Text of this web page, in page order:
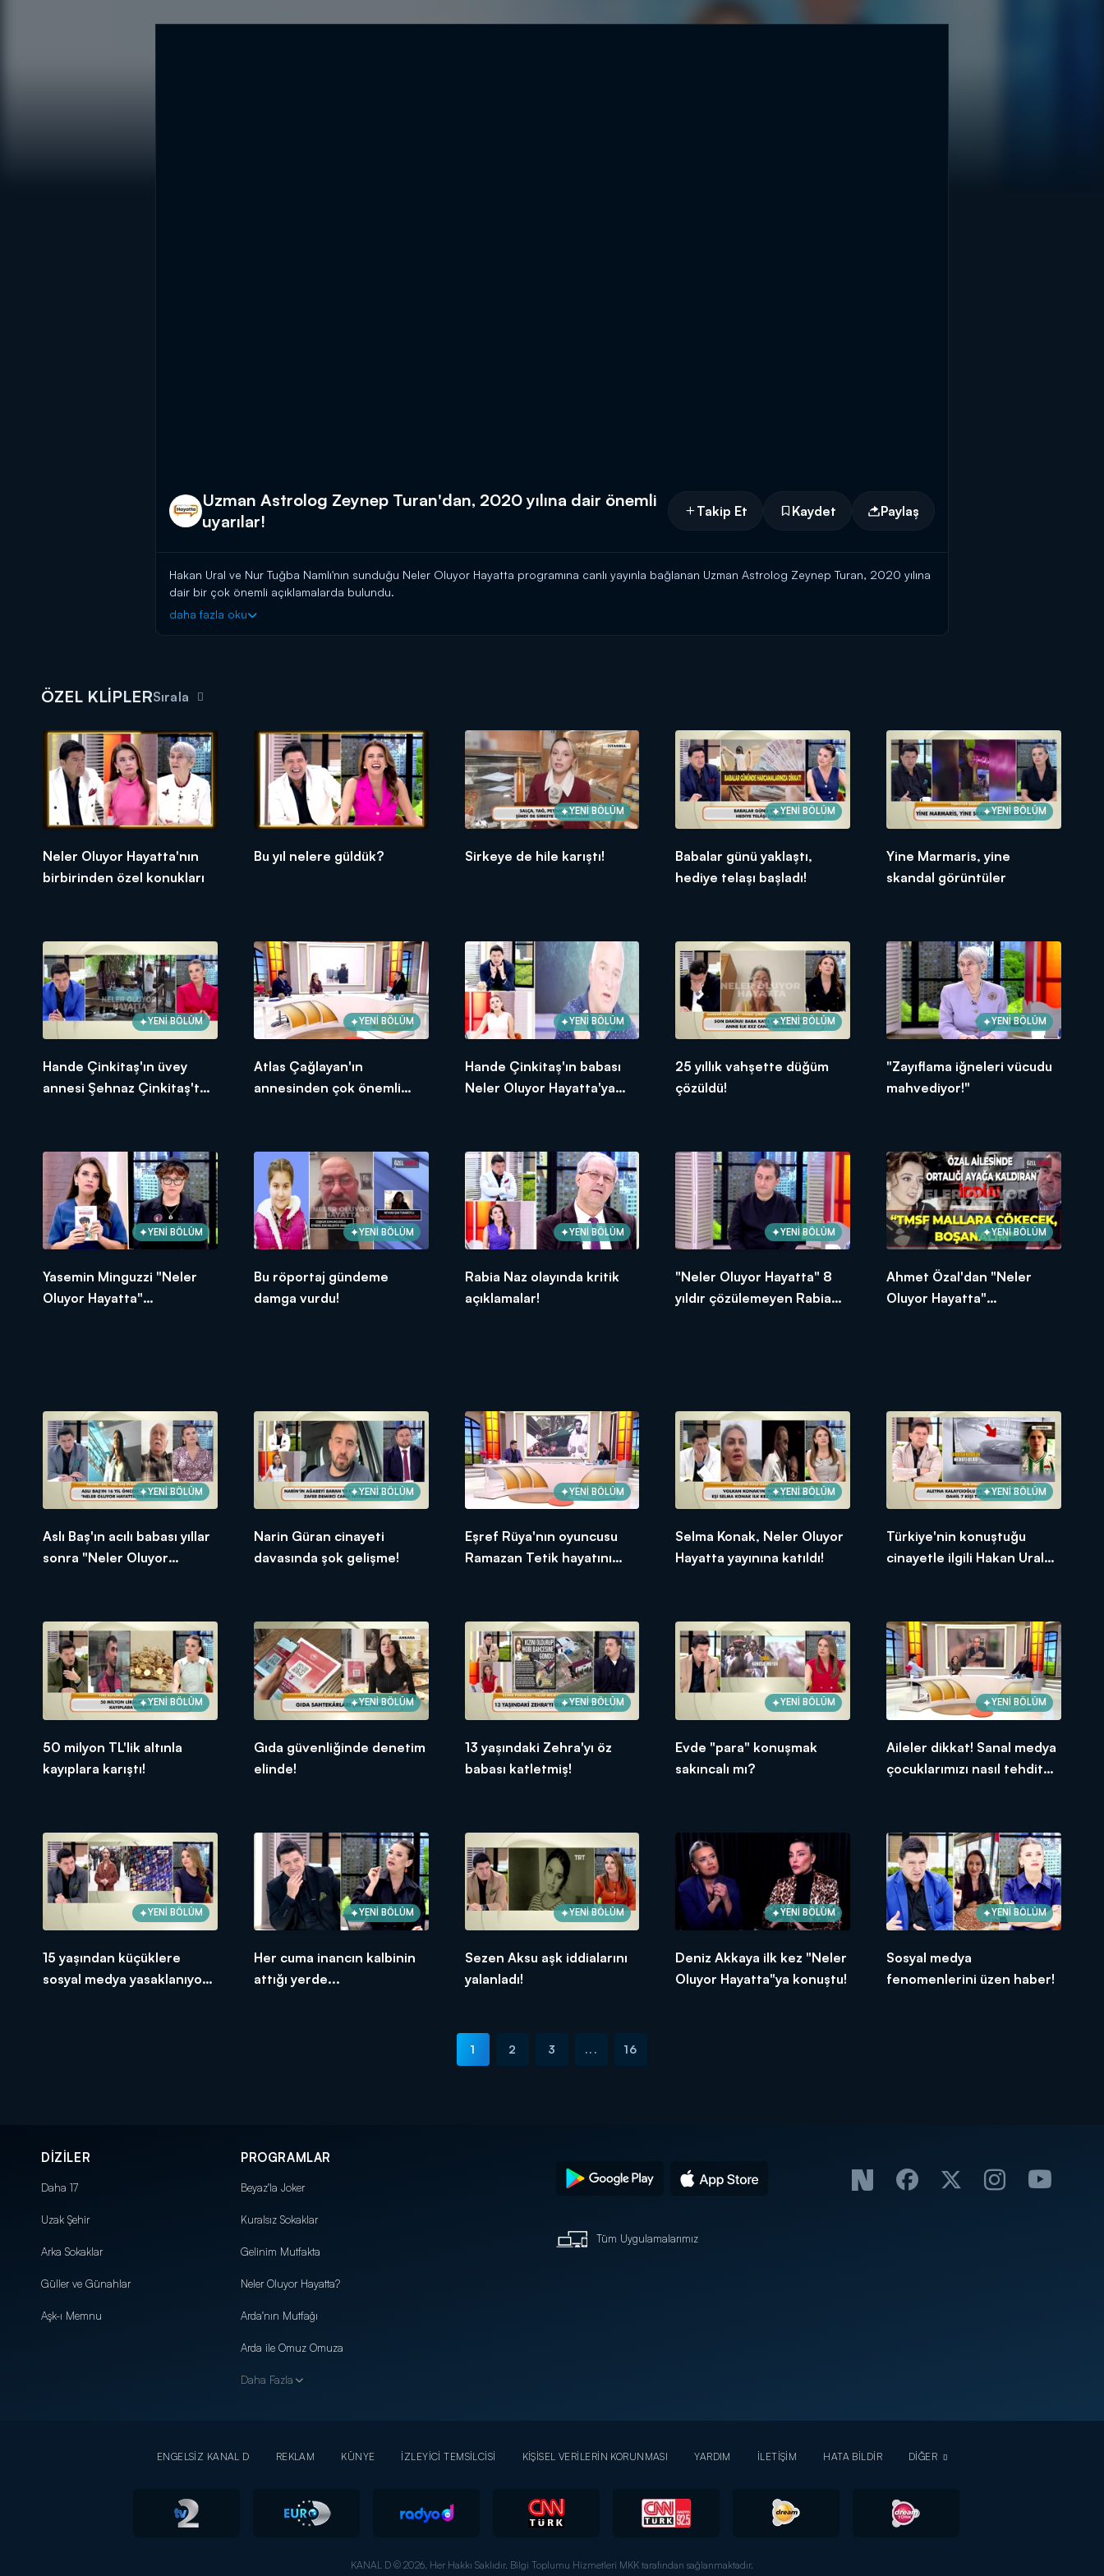
Uzman Astrolog Zeynep Turan'dan, 2020 yılına dair önemli
uyarılar!
Takip Et Kaydet Paylaş
Hakan Ural ve Nur Tuğba Namlı'nın sunduğu Neler Oluyor Hayatta programına canlı yayınla bağlanan Uzman Astrolog Zeynep Turan, 2020 yılına
dair bir çok önemli açıklamalarda bulundu.
Uzman Astrolog Zeynep Turan
rekabeti dünyaya nasıl etki bırakacak?"
Turan, canlı yayın bağlantısında ayrıca radikal kararlar almak için doğru zaman tavsiyeleri vererek "2021 ocak ayından itibaren büyük bir göç
başlayacak" dedi. 2021'in ilk ayından itibaren Dünya'nın Türkiye'yi konuşacağına dikkat çeken Turan, 15 kasımdan itibaren radikal kararların
alınacağını ifade etti.
daha fazla oku
ÖZEL KLİPLERSırala
Neler Oluyor Hayatta'nın
birbirinden özel konukları
Bu yıl nelere güldük?
YENİ BÖLÜM
Sirkeye de hile karıştı!
YENİ BÖLÜM
Babalar günü yaklaştı,
hediye telaşı başladı!
YENİ BÖLÜM
Yine Marmaris, yine
skandal görüntüler
YENİ BÖLÜM
Hande Çinkitaş'ın üvey
annesi Şehnaz Çinkitaş'tan
YENİ BÖLÜM
Atlas Çağlayan'ın
annesinden çok önemli
YENİ BÖLÜM
Hande Çinkitaş'ın babası
Neler Oluyor Hayatta'ya
YENİ BÖLÜM
25 yıllık vahşette düğüm
çözüldü!
YENİ BÖLÜM
"Zayıflama iğneleri vücudu
mahvediyor!"
YENİ BÖLÜM
Yasemin Minguzzi "Neler
Oluyor Hayatta"
YENİ BÖLÜM
Bu röportaj gündeme
damga vurdu!
YENİ BÖLÜM
Rabia Naz olayında kritik
açıklamalar!
YENİ BÖLÜM
"Neler Oluyor Hayatta" 8
yıldır çözülemeyen Rabia
YENİ BÖLÜM
Ahmet Özal'dan "Neler
Oluyor Hayatta"
YENİ BÖLÜM
Aslı Baş'ın acılı babası yıllar
sonra "Neler Oluyor
YENİ BÖLÜM
Narin Güran cinayeti
davasında şok gelişme!
YENİ BÖLÜM
Eşref Rüya'nın oyuncusu
Ramazan Tetik hayatını
YENİ BÖLÜM
Selma Konak, Neler Oluyor
Hayatta yayınına katıldı!
YENİ BÖLÜM
Türkiye'nin konuştuğu
cinayetle ilgili Hakan Ural
YENİ BÖLÜM
50 milyon TL'lik altınla
kayıplara karıştı!
YENİ BÖLÜM
Gıda güvenliğinde denetim
elinde!
YENİ BÖLÜM
13 yaşındaki Zehra'yı öz
babası katletmiş!
YENİ BÖLÜM
Evde "para" konuşmak
sakıncalı mı?
YENİ BÖLÜM
Aileler dikkat! Sanal medya
çocuklarımızı nasıl tehdit
YENİ BÖLÜM
15 yaşından küçüklere
sosyal medya yasaklanıyor
YENİ BÖLÜM
Her cuma inancın kalbinin
attığı yerde...
YENİ BÖLÜM
Sezen Aksu aşk iddialarını
yalanladı!
YENİ BÖLÜM
Deniz Akkaya ilk kez "Neler
Oluyor Hayatta"ya konuştu!
YENİ BÖLÜM
Sosyal medya
fenomenlerini üzen haber!
1 2 3 ... 16
DİZİLER
Daha 17
Uzak Şehir
Arka Sokaklar
Güller ve Günahlar
Aşk-ı Memnu
PROGRAMLAR
Beyaz'la Joker
Kuralsız Sokaklar
Gelinim Mutfakta
Neler Oluyor Hayatta?
Arda'nın Mutfağı
Arda ile Omuz Omuza
Daha Fazla
Tüm Uygulamalarımız
ENGELSİZ KANAL D REKLAM KÜNYE İZLEYİCİ TEMSİLCİSİ KİŞİSEL VERİLERİN KORUNMASI YARDIM İLETİŞİM HATA BİLDİR DİĞER
KANAL D © 2026. Her Hakkı Saklıdır. Bilgi Toplumu Hizmetleri MKK tarafından sağlanmaktadır.